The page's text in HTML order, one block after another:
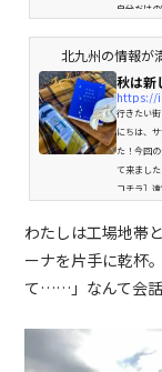
自分だけ
［笑］。
北九州の情報が
秋は新
https://
行きたい
にちは、
た！今回
て来まし
コチラ］
となかな
わたしは工場地帯
ーナを片手に乾杯
て……」なんて会話